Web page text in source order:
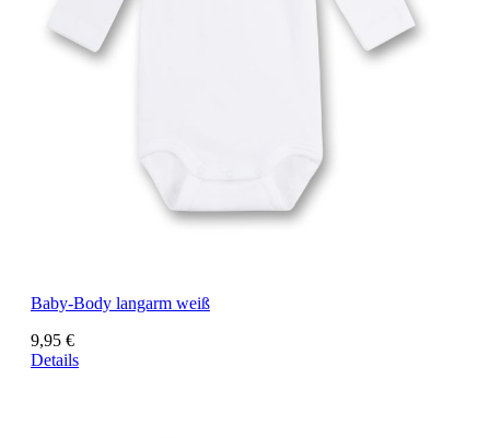
Baby-Body langarm weiß
9,95 €
Details